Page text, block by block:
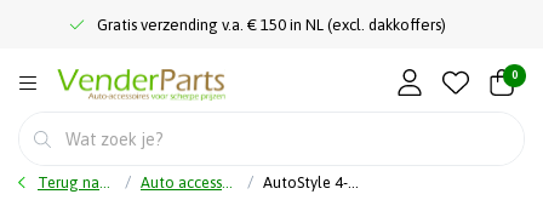
Gratis verzending v.a. € 150 in NL (excl. dakkoffers)
0
Terug naar home Auto accessoires AutoStyle 4-Delige Wieldoppenset Nero 18-inch zilver/zwart